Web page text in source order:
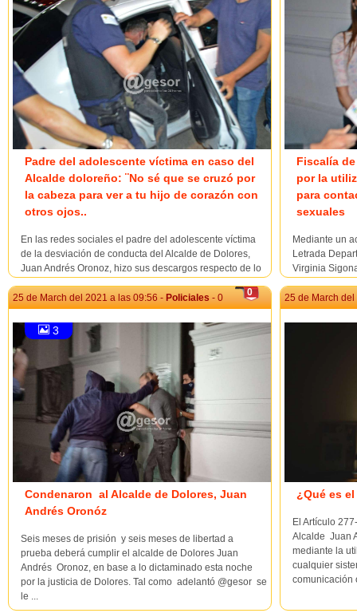
Padre del adolescente víctima en caso del
Alcalde doloreño: ¨No sé que se cruzó por
la cabeza para ver a tu hijo de corazón con
otros ojos..
En las redes sociales el padre del adolescente víctima
de la desviación de conducta del Alcalde de Dolores,
Juan Andrés Oronoz, hizo sus descargos respecto de lo
importancia para tratar de ir entendiendo una relación
que presenta complejidades por la extensión en ...
Fiscalía
por la
para
sexuales
Mediante un
Letrada
Virginia
277 BIS DEL
MESES DE P...
0
25 de March del 2021 a las 09:56 - Policiales - 0
3
Condenaron al Alcalde de Dolores, Juan
Andrés Oronóz
Seis meses de prisión y seis meses de libertad a
prueba deberá cumplir el alcalde de Dolores Juan
Andrés Oronoz, en base a lo dictaminado esta noche
por la justicia de Dolores. Tal como adelantó @gesor se
le ...
25 de March
¿Qué es
El Artículo
Alcalde Juan
mediante la
cualquier
comunicación